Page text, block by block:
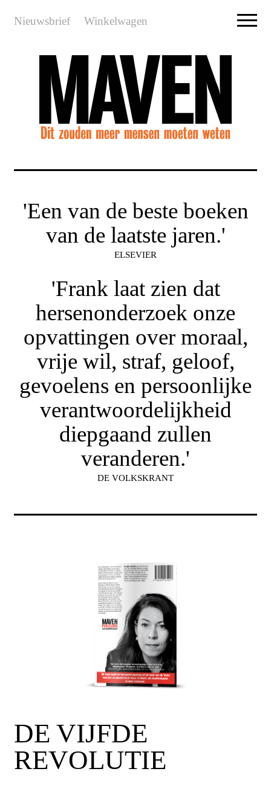
Nieuwsbrief Winkelwagen
'Een van de beste boeken
van de laatste jaren.'
ELSEVIER
'Frank laat zien dat
hersenonderzoek onze
opvattingen over moraal,
vrije wil, straf, geloof,
gevoelens en persoonlijke
verantwoordelijkheid
diepgaand zullen
veranderen.'
DE VOLKSKRANT
DE VIJFDE
REVOLUTIE